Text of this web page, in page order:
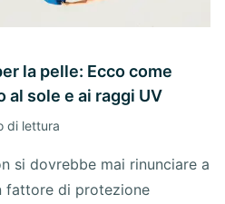
la pelle: Ecco come
sole e ai raggi UV
di lettura
si dovrebbe mai rinunciare a
fattore di protezione